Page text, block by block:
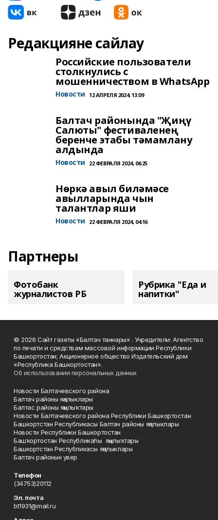
Редакцияне сайлау
Российские пользователи
столкнулись с
мошенничеством в WhatsApp
Новости 12 АПРЕЛЯ 2024, 13:09
Балтач районында "Җиңү
Салюты" фестиваленең
беренче этабы тәмамлану
алдында
Новости 22 ФЕВРАЛЯ 2024, 06:25
Нөркә авыл биләмәсе
авылларында чын
талантлар яши
Новости 22 ФЕВРАЛЯ 2024, 04:16
Партнеры
Фотобанк
журналистов РБ
Рубрика "Еда и
напитки"
© 2026 Сайт газеты «Балтач таннары» . Учредители: Агентство
по печати и средствам массовой информации Республики
Башкортостан; Акционерное общество Издательский дом
«Республика Башкортостан».
Об использовании персональных данных
Новости Балтачевского района
Балтач районы яңалыклары
Балтас районы яңылыҡтары
Новости Балтачевского района Республики Башкортостан
Башкортстан Республикасы Балтач районы яңалыклары
Новости Республики Башкортостан
Башҡортостан Республикаһы яңылыҡтары
Башкортстан Республикасы яңалыклары
Балтач районын увер
Телефон
(34753)20112
Эл. почта
bt1931@mail.ru